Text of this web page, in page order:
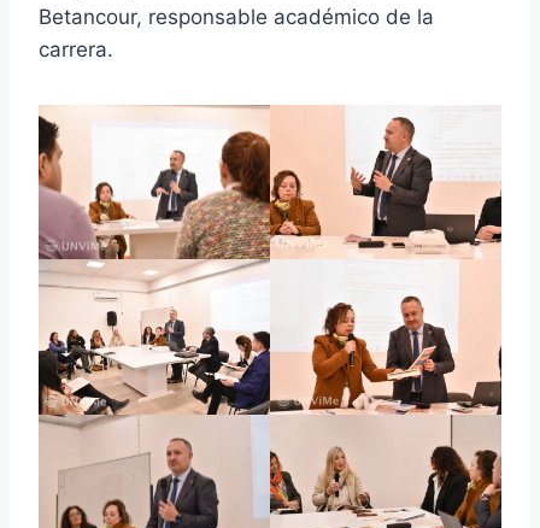
Betancour, responsable académico de la
carrera.